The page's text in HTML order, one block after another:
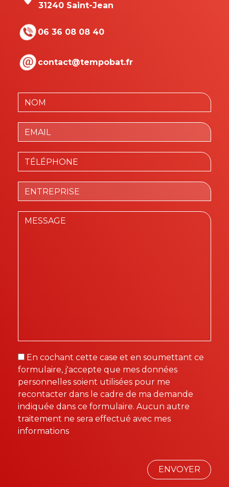
31240 Saint-Jean
06 36 08 08 40
contact@tempobat.fr
En cochant cette case et en soumettant ce
formulaire, j'accepte que mes données
personnelles soient utilisées pour me
recontacter dans le cadre de ma demande
indiquée dans ce formulaire. Aucun autre
traitement ne sera effectué avec mes
informations